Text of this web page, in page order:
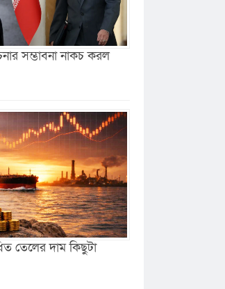
সম্ভাবনা নাকচ করল
তেলের দাম কিছুটা